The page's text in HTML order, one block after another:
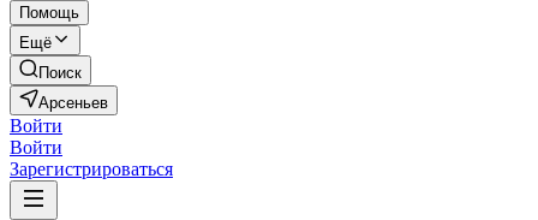
Помощь
Ещё
Поиск
Арсеньев
Войти
Войти
Зарегистрироваться